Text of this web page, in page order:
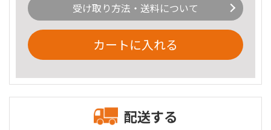
受け取り方法・送料について
カートに入れる
配送する